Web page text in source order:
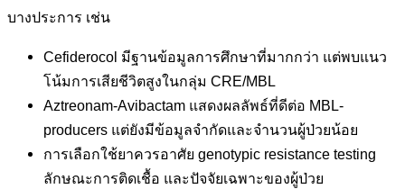
บางประการ เช่น
Cefiderocol มีฐานข้อมูลการศึกษาที่มากกว่า แต่พบแนว
โน้มการเสียชีวิตสูงในกลุ่ม CRE/MBL
Aztreonam-Avibactam แสดงผลลัพธ์ที่ดีต่อ MBL-
producers แต่ยังมีข้อมูลจำกัดและจำนวนผู้ป่วยน้อย
การเลือกใช้ยาควรอาศัย genotypic resistance testing
ลักษณะการติดเชื้อ และปัจจัยเฉพาะของผู้ป่วย